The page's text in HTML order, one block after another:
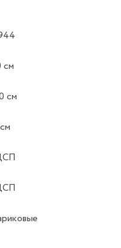
см
см